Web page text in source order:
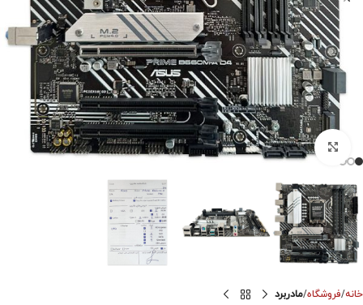
برای بزرگنمایی کلیک کنید
خانه فروشگاه مادربرد